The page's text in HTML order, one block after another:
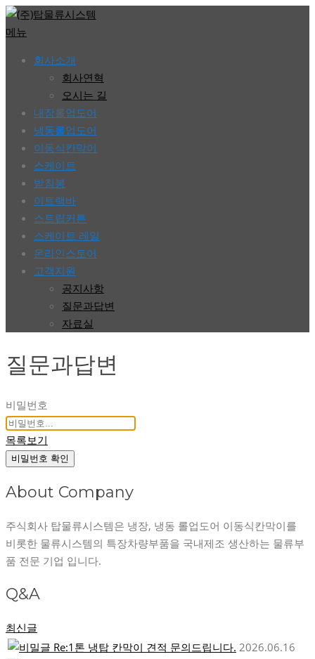
콘
텐
메뉴
회사소개
회사연혁
오시는 길
내장롤업도어
냉동롤업도어
이동식칸막이
스케이트
받침봉
이트랙바
스트립커튼
스케이트 레일
온라인스토어
고객지원
공지사항
질문과답변
자료실
질문과답변
비밀번호
목록보기
비밀번호 확인
About Company
주식회사 탑물류시스템은 냉장, 냉동 롤업도어 이동식칸막이를
비롯한 물류시스템의 특장차량부품을 국내제조 생산하는 물류부
품 전문 기업 입니다.
Q&A
최신글
Re:1톤 냉탑 칸막이 견적 문의드립니다. 2026.06.16